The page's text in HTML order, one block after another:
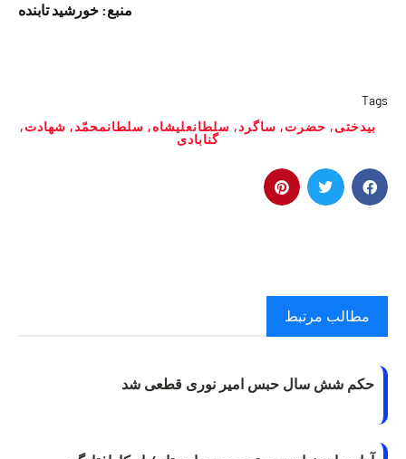
منبع: خورشید تابنده
Tags
بیدختی, حضرت, ساگرد, سلطانعلیشاه, سلطانمحمّد, شهادت,
گنابادی
مطالب مرتبط
حکم شش سال حبس امیر نوری قطعی شد